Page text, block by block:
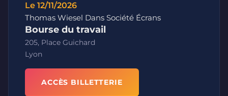
Le 12/11/2026
Thomas Wiesel Dans Société Écrans
Bourse du travail
205, Place Guichard
Lyon
ACCÈS BILLETTERIE